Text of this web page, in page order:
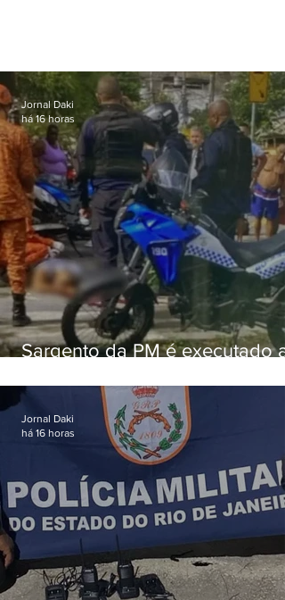
Sargento da PM é executado a
em Vaz Lobo
Jornal Daki
há 16 horas
Jornal Daki
há 16 horas